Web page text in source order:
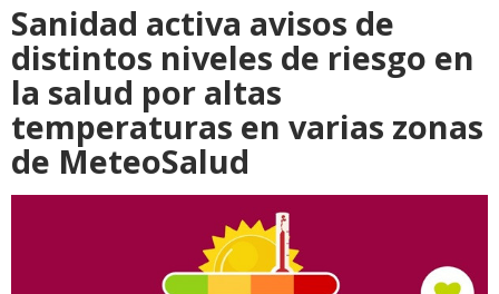
Sanidad activa avisos de
distintos niveles de riesgo en
la salud por altas
temperaturas en varias zonas
de MeteoSalud